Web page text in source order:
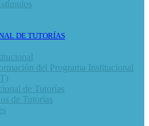
DE TUTORÍAS
del Programa Institucional
de Tutorías
de Tutorías